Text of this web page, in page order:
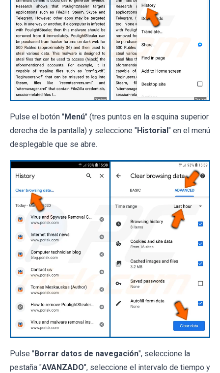
Pulse el botón "Menú" (tres puntos en la esquina superior
derecha de la pantalla) y seleccione "Historial" en el menú
desplegable que se abre.
Pulse "Borrar datos de navegación", seleccione la
pestaña "AVANZADO", seleccione el intervalo de tiempo y